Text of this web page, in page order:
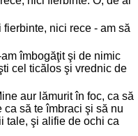
nici rece - am să
îmbogăţit şi de nimic
cel ticălos şi vrednic de
aur lămurit în foc, ca să
să te îmbraci şi să nu
tale, şi alifie de ochi ca